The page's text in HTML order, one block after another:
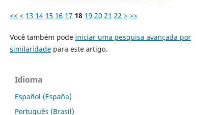
<< < 13 14 15 16 17 18 19 20 21 22 > >>
Você também pode iniciar uma pesquisa avançada por
similaridadepara este artigo.
Idioma
Español (España)
Português (Brasil)